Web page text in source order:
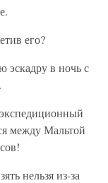
его?
эскадру в ночь с
между Мальтой
нельзя из-за